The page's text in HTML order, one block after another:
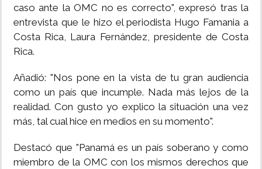
caso ante la OMC no es correcto", expresó tras la
entrevista que le hizo el periodista Hugo Famania a
Costa Rica, Laura Fernández, presidente de Costa
Rica.
Añadió: "Nos pone en la vista de tu gran audiencia
como un país que incumple. Nada más lejos de la
realidad. Con gusto yo explico la situación una vez
más, tal cual hice en medios en su momento".
Destacó que "Panamá es un país soberano y como
miembro de la OMC con los mismos derechos que